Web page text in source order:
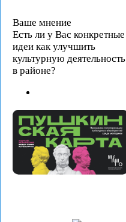
Ваше мнение
Есть ли у Вас конкретные
идеи как улучшить
культурную деятельность
в районе?